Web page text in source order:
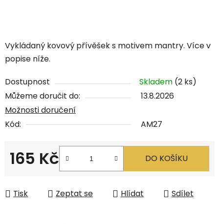
Vykládaný kovový přívěšek s motivem mantry. Více v
popise níže.
Dostupnost Skladem (2 ks)
Můžeme doručit do:
13.8.2026
Možnosti doručení
Kód:
AM27
165 Kč DO KOŠÍKU
Tisk Zeptat se Hlídat Sdílet